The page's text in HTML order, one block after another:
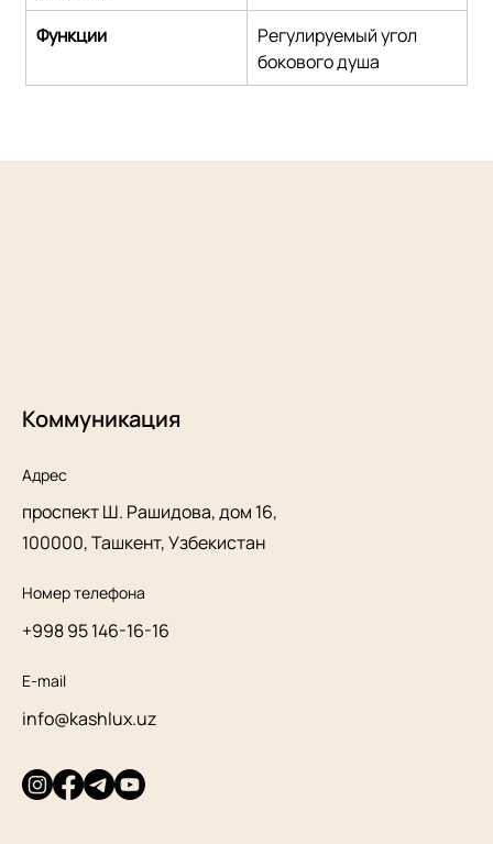
Функции
Регулируемый угол
бокового душа
Коммуникация
Адрес
проспект Ш. Рашидова, дом 16,
100000, Ташкент, Узбекистан
Номер телефона
+998 95 146-16-16
E-mail
info@kashlux.uz